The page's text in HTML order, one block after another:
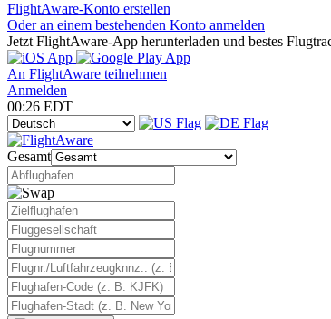
FlightAware-Konto erstellen
Oder an einem bestehenden Konto anmelden
Jetzt FlightAware-App herunterladen und bestes
An FlightAware teilnehmen
Anmelden
00:26 EDT
Gesamt